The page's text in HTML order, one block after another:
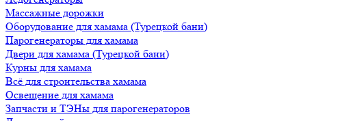
Массажные дорожки
Оборудование для хамама (Турецкой бани)
Парогенераторы для хамама
Двери для хамама (Турецкой бани)
Курны для хамама
Всё для строительства хамама
Освещение для хамама
Запчасти и ТЭНы для парогенераторов